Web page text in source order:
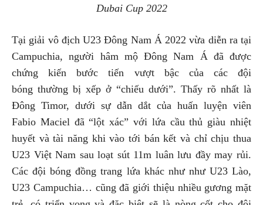
Dubai Cup 2022
Tại giải vô địch U23 Đông Nam Á 2022 vừa diễn ra tại
Campuchia, người hâm mộ Đông Nam Á đã được
chứng kiến bước tiến vượt bậc của các đội
bóng thường bị xếp ở “chiếu dưới”. Thấy rõ nhất là
Đông Timor, dưới sự dẫn dắt của huấn luyện viên
Fabio Maciel đã “lột xác” với lứa cầu thủ giàu nhiệt
huyết và tài năng khi vào tới bán kết và chỉ chịu thua
U23 Việt Nam sau loạt sút 11m luân lưu đầy may rủi.
Các đội bóng đồng trang lứa khác như như U23 Lào,
U23 Campuchia… cũng đã giới thiệu nhiều gương mặt